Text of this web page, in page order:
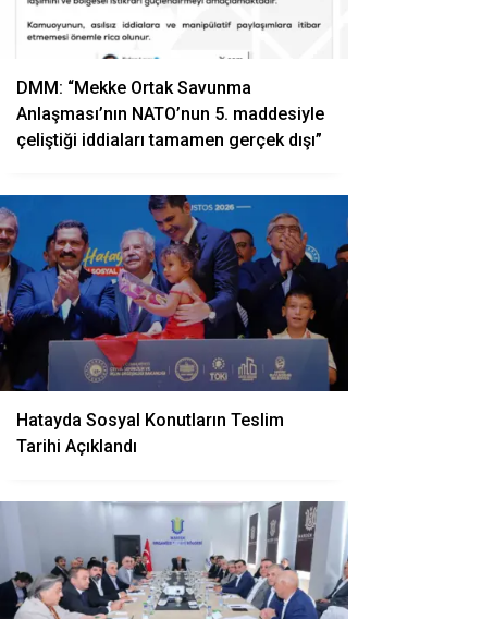
DMM: “Mekke Ortak Savunma
Anlaşması’nın NATO’nun 5. maddesiyle
çeliştiği iddiaları tamamen gerçek dışı”
Hatayda Sosyal Konutların Teslim
Tarihi Açıklandı